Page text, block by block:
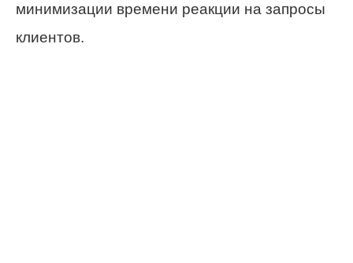
минимизации времени реакции на запросы
клиентов.